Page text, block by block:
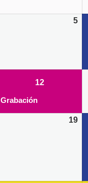
5
12
Grabación
19